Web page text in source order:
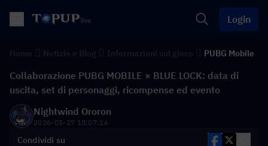
Login
PUBG Mobile
Collaborazione PUBG MOBILE × BLUE LOCK: data di
uscita, set di personaggi, ricompense ed evento
Nightwind Ororon
2026-05-27 10:07:16
Condividi su